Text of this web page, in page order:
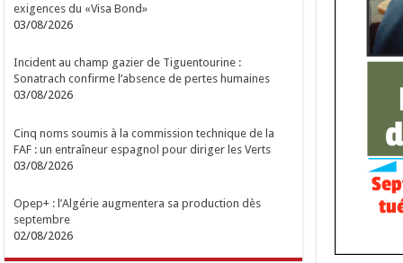
exigences du «Visa Bond»
03/08/2026
Incident au champ gazier de Tiguentourine :
Sonatrach confirme l’absence de pertes humaines
03/08/2026
Cinq noms soumis à la commission technique de la
FAF : un entraîneur espagnol pour diriger les Verts
03/08/2026
Opep+ : l’Algérie augmentera sa production dès
septembre
02/08/2026